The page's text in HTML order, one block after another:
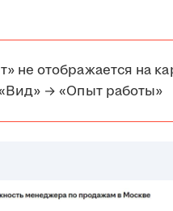
не отображается на
→ «Опыт работы»